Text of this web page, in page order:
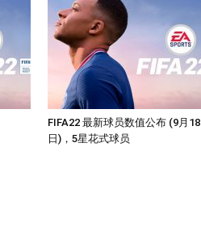
FIFA22 最新球员数值公布 (9月18
日)，5星花式球员